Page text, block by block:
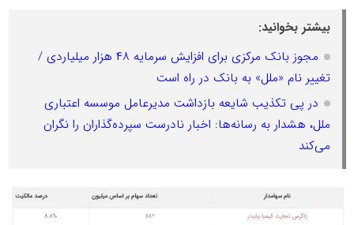
بیشتر بخوانید:
مجوز بانک مرکزی برای افزایش سرمایه ۴۸ هزار میلیاردی /
تغییر نام «ملل» به بانک در راه است
در پی تکذیب شایعه بازداشت مدیرعامل موسسه اعتباری
ملل، هشدار به رسانه‌ها: اخبار نادرست سپرده‌گذاران را نگران
می‌کند